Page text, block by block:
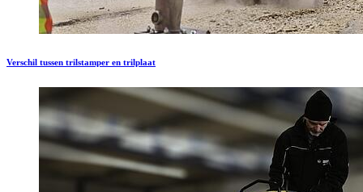
Verschil tussen trilstamper en trilplaat